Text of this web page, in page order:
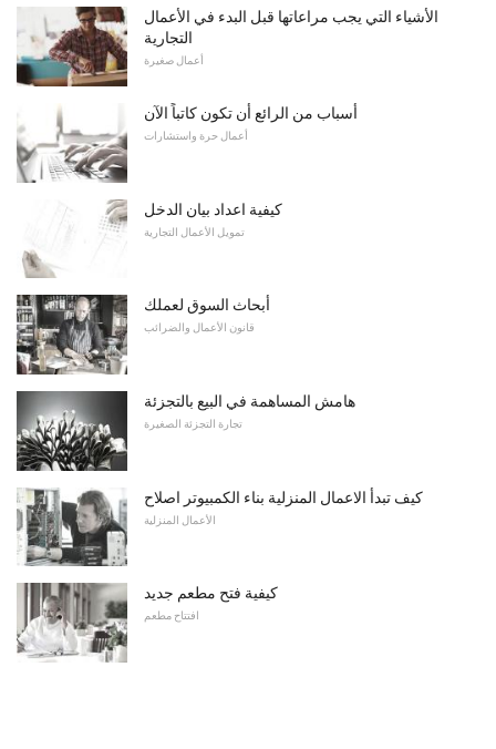
الأشياء التي يجب مراعاتها قبل البدء في الأعمال
التجارية
أعمال صغيرة
أسباب من الرائع أن تكون كاتباً الآن
أعمال حرة واستشارات
كيفية اعداد بيان الدخل
تمويل الأعمال التجارية
أبحاث السوق لعملك
قانون الأعمال والضرائب
هامش المساهمة في البيع بالتجزئة
تجارة التجزئة الصغيرة
كيف تبدأ الاعمال المنزلية بناء الكمبيوتر اصلاح
الأعمال المنزلية
كيفية فتح مطعم جديد
افتتاح مطعم